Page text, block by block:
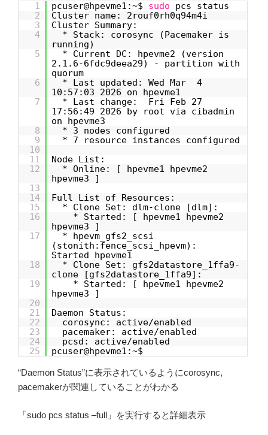
1 pcuser@hpevme1:~$ sudo
pcs status
2
Cluster name: 2rouf0rh0q94m4i
3
Cluster Summary:
4
* Stack: corosync (Pacemaker is
running)
5
* Current DC: hpevme2 (version
2.1.6-6fdc9deea29) - partition with
quorum
6
* Last updated: Wed Mar 4
10:57:03 2026 on hpevme1
7
* Last change: Fri Feb 27
17:56:49 2026 by root via cibadmin
on hpevme3
8
* 3 nodes configured
9
* 7 resource instances configured
10
11
Node List:
12
* Online: [ hpevme1 hpevme2
hpevme3 ]
13
14
Full List of Resources:
15
* Clone Set: dlm-clone [dlm]:
16
* Started: [ hpevme1 hpevme2
hpevme3 ]
17
* hpevm_gfs2_scsi
(stonith:fence_scsi_hpevm):
Started hpevme1
18
* Clone Set: gfs2datastore_1ffa9-
clone [gfs2datastore_1ffa9]:
19
* Started: [ hpevme1 hpevme2
hpevme3 ]
20
21
Daemon Status:
22
corosync: active/enabled
23
pacemaker: active/enabled
24
pcsd: active/enabled
25
pcuser@hpevme1:~$
“Daemon Status”に表示されているようにcorosync,
pacemakerが関連していることがわかる
「sudo pcs status –full」を実行すると詳細表示